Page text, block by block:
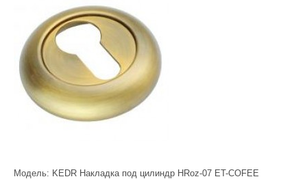
Модель: KEDR Накладка под цилиндр HRoz-07 ET-COFEE